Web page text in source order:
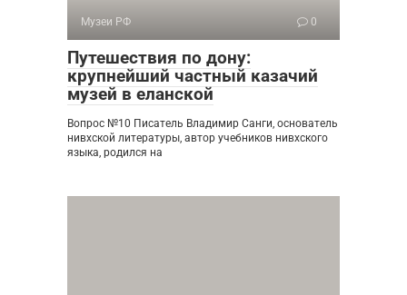
Музеи РФ 0
Путешествия по дону:
крупнейший частный казачий
музей в еланской
Вопрос №10 Писатель Владимир Санги, основатель
нивхской литературы, автор учебников нивхского
языка, родился на